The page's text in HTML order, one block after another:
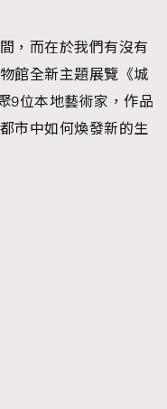
，而在於我們有沒有
館全新主題展覽《城
9位本地藝術家，作品
市中如何煥發新的生